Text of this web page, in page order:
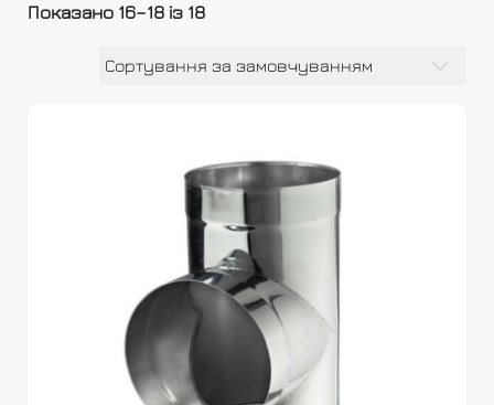
Показано 16–18 із 18